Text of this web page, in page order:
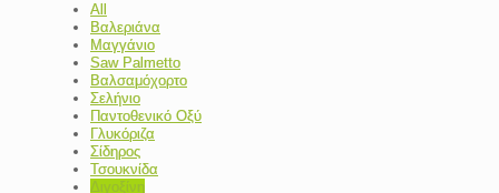
All
Βαλεριάνα
Μαγγάνιο
Saw Palmetto
Βαλσαμόχορτο
Σελήνιο
Παντοθενικό Οξύ
Γλυκόριζα
Σίδηρος
Τσουκνίδα
Διγοξίνη